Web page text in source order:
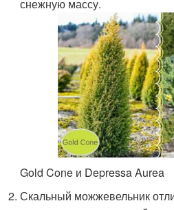
снежную массу.
Gold Cone и Depressa Aurea
Скальный можжевельник